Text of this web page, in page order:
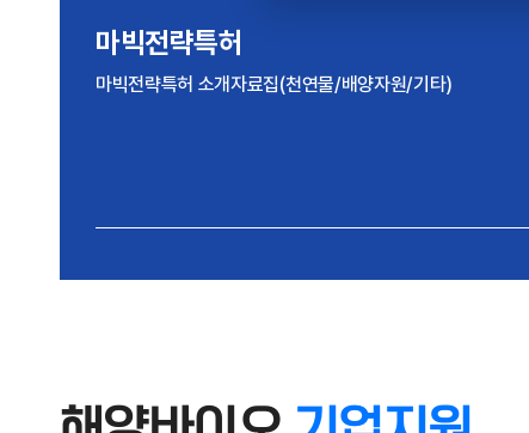
해양바이오산업 실태조사
2024년 기준 해양바이오산업 실태조사 보고서
마빅전략특허
마빅전략특허 소개자료집(천연물/배양자원/기타)